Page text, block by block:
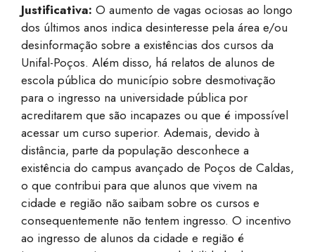
Justificativa: O aumento de vagas ociosas ao longo
dos últimos anos indica desinteresse pela área e/ou
desinformação sobre a existências dos cursos da
Unifal-Poços. Além disso, há relatos de alunos de
escola pública do município sobre desmotivação
para o ingresso na universidade pública por
acreditarem que são incapazes ou que é impossível
acessar um curso superior. Ademais, devido à
distância, parte da população desconhece a
existência do campus avançado de Poços de Caldas,
o que contribui para que alunos que vivem na
cidade e região não saibam sobre os cursos e
consequentemente não tentem ingresso. O incentivo
ao ingresso de alunos da cidade e região é